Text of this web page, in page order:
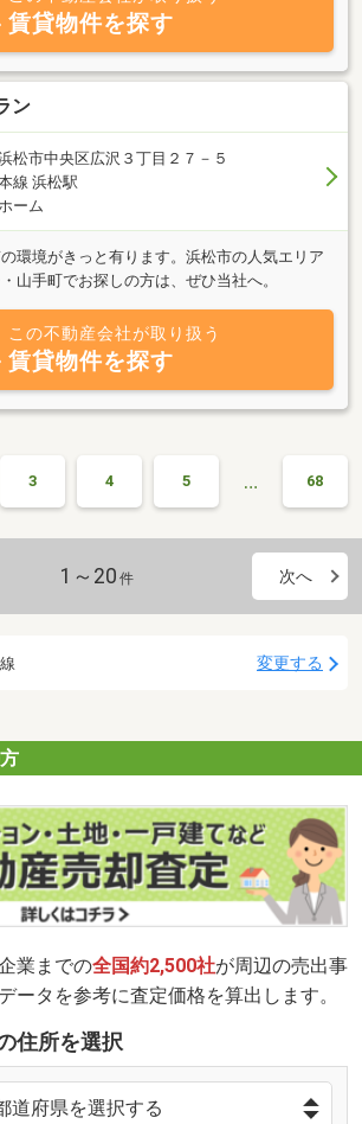
声掛け下さい！
賃貸物件を探す
ン
松市中央区広沢３丁目２７－５
線 浜松駅
ーム
環境がきっと有ります。浜松市の人気エリア
山手町でお探しの方は、ぜひ当社へ。
この不動産会社が取り扱う
賃貸物件を探す
3 4 5 … 68
1～20 件 次へ
変更する
業までの全国約2,500社が周辺の売出事
ータを参考に査定価格を算出します。
住所を選択